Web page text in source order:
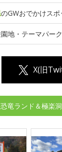
のGWおでかけス
地・テーマパー
X(旧
竜ランド＆極楽